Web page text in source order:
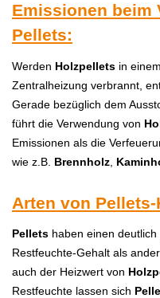
Emissionen beim
Pellets:
Werden Holzpellets in einem
Zentralheizung verbrannt,
Gerade bezüglich dem
führt die Verwendung von H
Emissionen als die
wie z.B. Brennholz
Arten von
Pellets haben einen deutlich
Restfeuchte-Gehalt als
auch der Heizwert von H
Restfeuchte lassen sich P